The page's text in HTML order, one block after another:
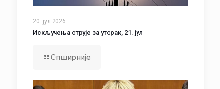
20. јул 2026.
Искључења струје за уторак, 21. јул
Опширније